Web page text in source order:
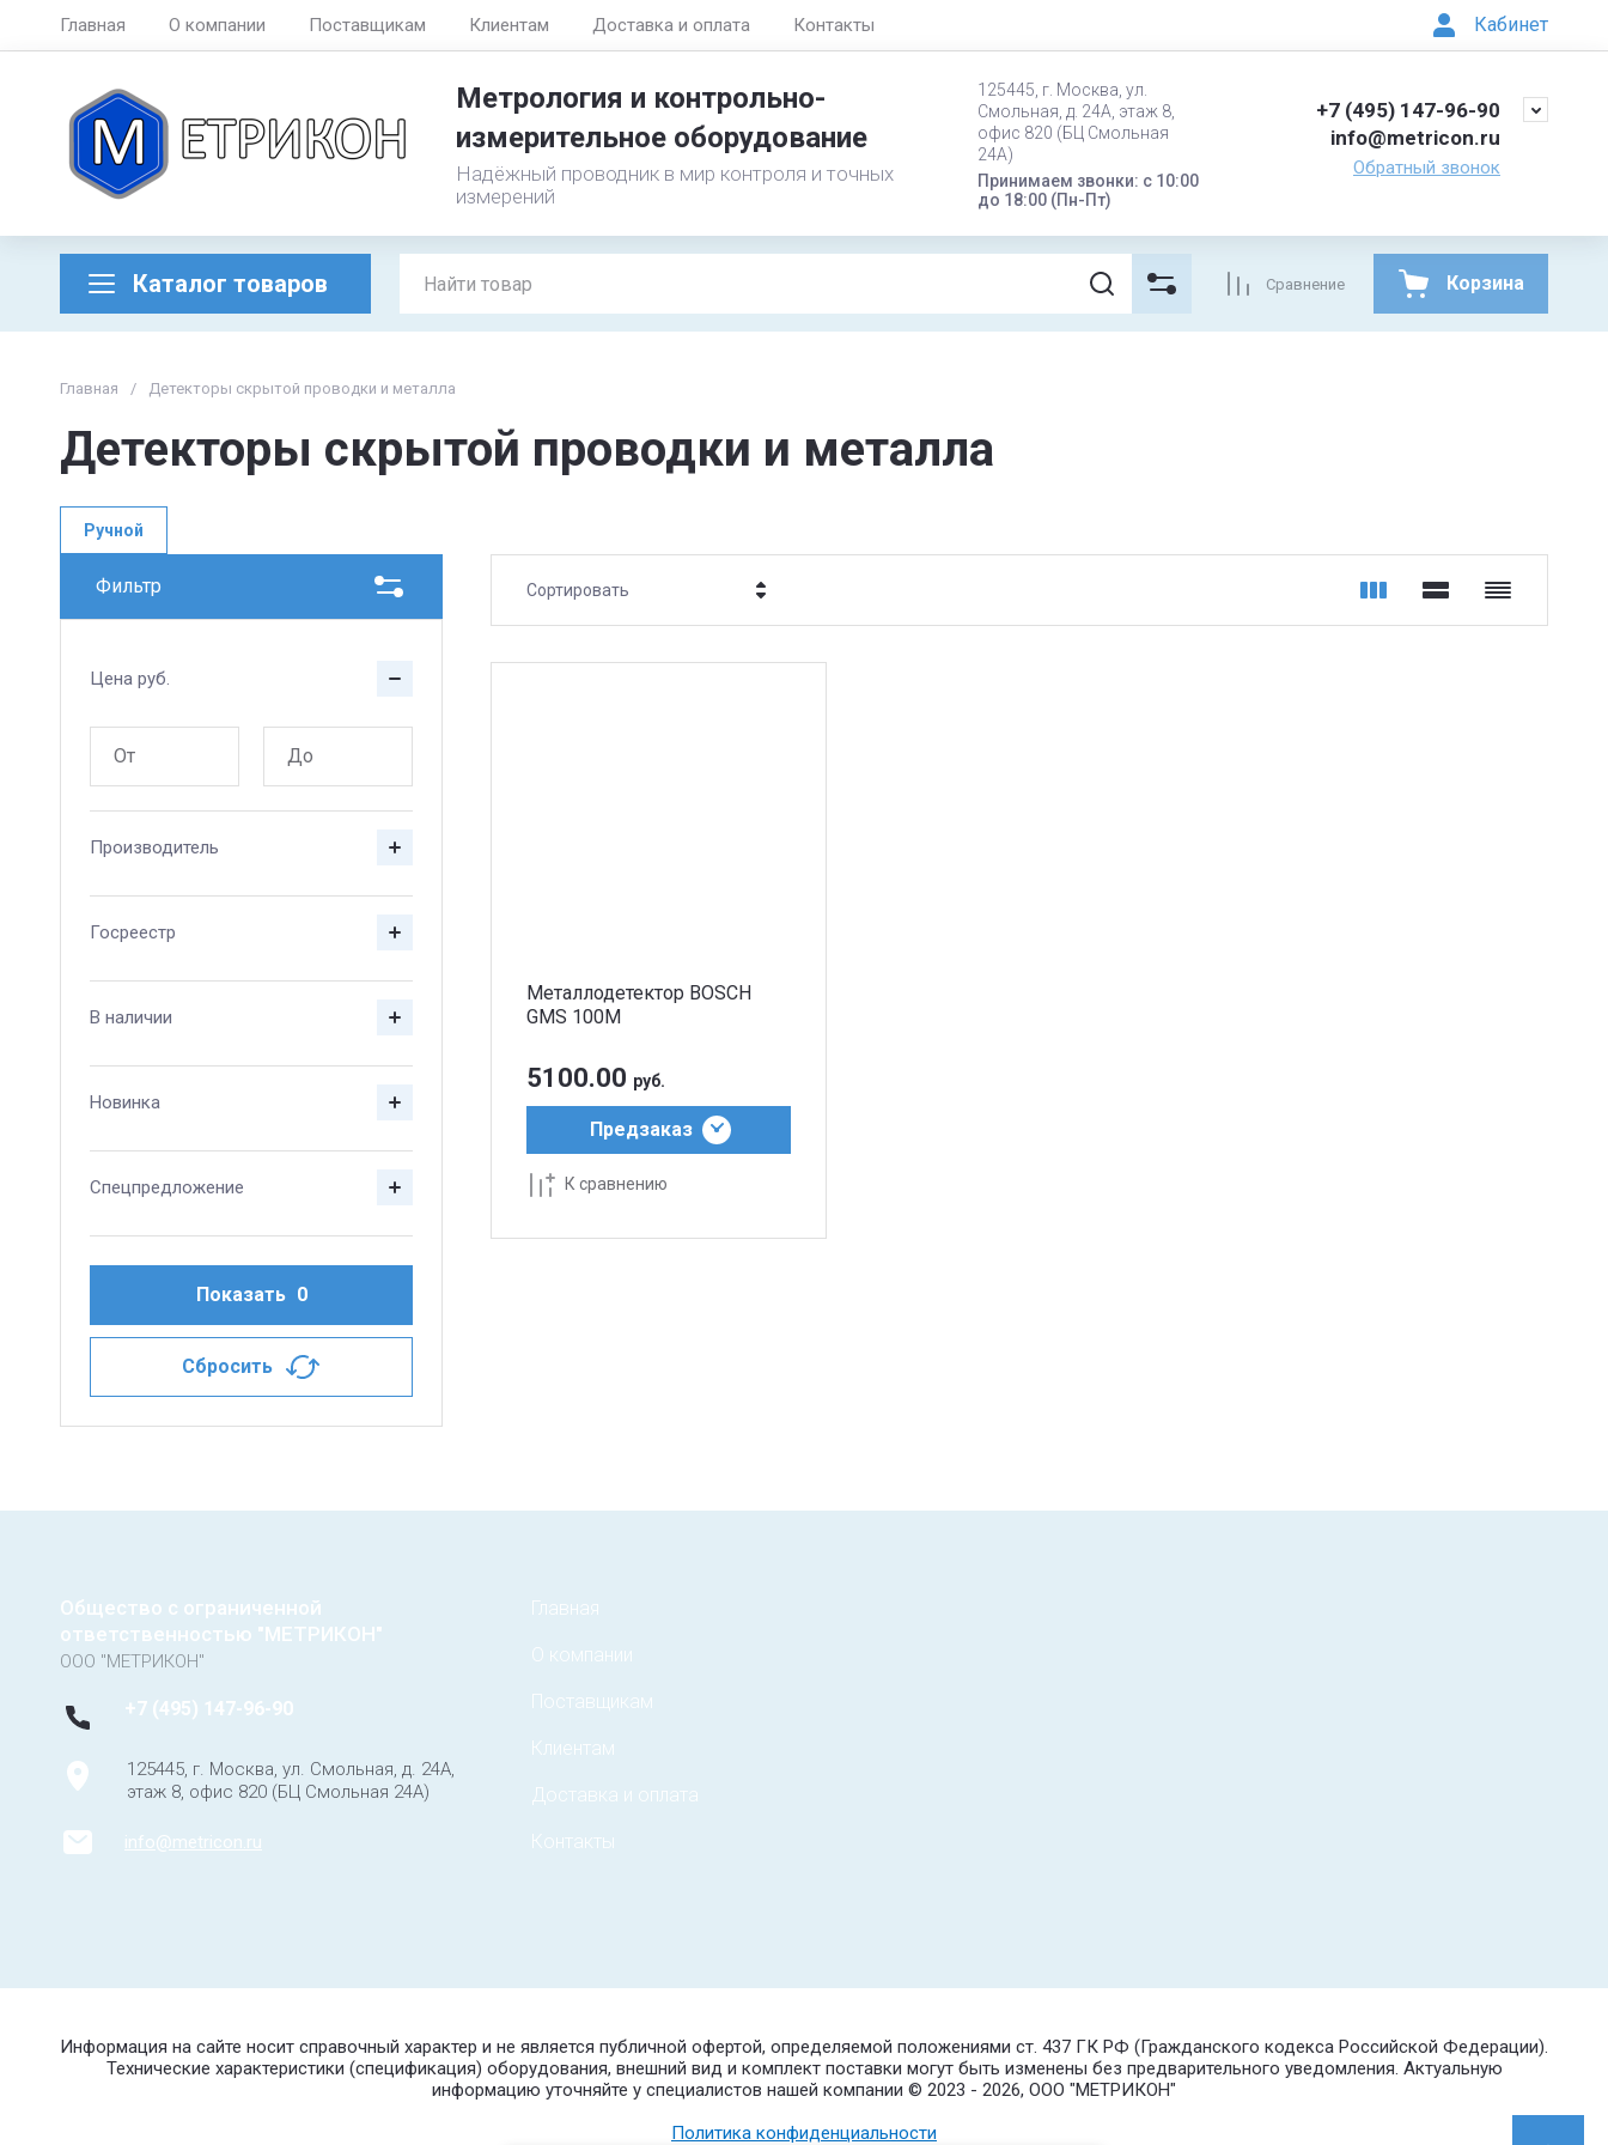
Главная О компании Поставщикам Клиентам Доставка и оплата Контакты Кабинет
Метрология и контрольно-
измерительное оборудование
Надёжный проводник в мир контроля и точных
измерений
125445, г. Москва, ул.
Смольная, д. 24А, этаж 8,
офис 820 (БЦ Смольная
24А)
Принимаем звонки: с 10:00
до 18:00 (Пн-Пт)
+7 (495) 147-96-90
info@metricon.ru
Обратный звонок
Каталог товаров Сравнение Корзина
Главная / Детекторы скрытой проводки и металла
Детекторы скрытой проводки и металла
Ручной
Фильтр
Цена руб.
Производитель
Госреестр
В наличии
Новинка
Спецпредложение
Показать 0
Сбросить
Сортировать
Металлодетектор BOSCH
GMS 100M
5100.00 руб.
Предзаказ
К сравнению
Общество с ограниченной
ответственностью "МЕТРИКОН"
ООО "МЕТРИКОН"
+7 (495) 147-96-90
125445, г. Москва, ул. Смольная, д. 24А,
этаж 8, офис 820 (БЦ Смольная 24А)
info@metricon.ru
Главная
О компании
Поставщикам
Клиентам
Доставка и оплата
Контакты
Информация на сайте носит справочный характер и не является публичной офертой, определяемой положениями ст. 437 ГК РФ (Гражданского кодекса Российской Федерации).
Технические характеристики (спецификация) оборудования, внешний вид и комплект поставки могут быть изменены без предварительного уведомления. Актуальную
информацию уточняйте у специалистов нашей компании © 2023 - 2026, ООО "МЕТРИКОН"
Политика конфиденциальности